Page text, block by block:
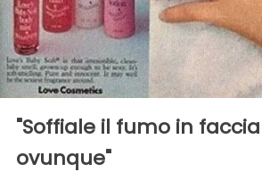
"Soffiale il fumo in
ovunque"